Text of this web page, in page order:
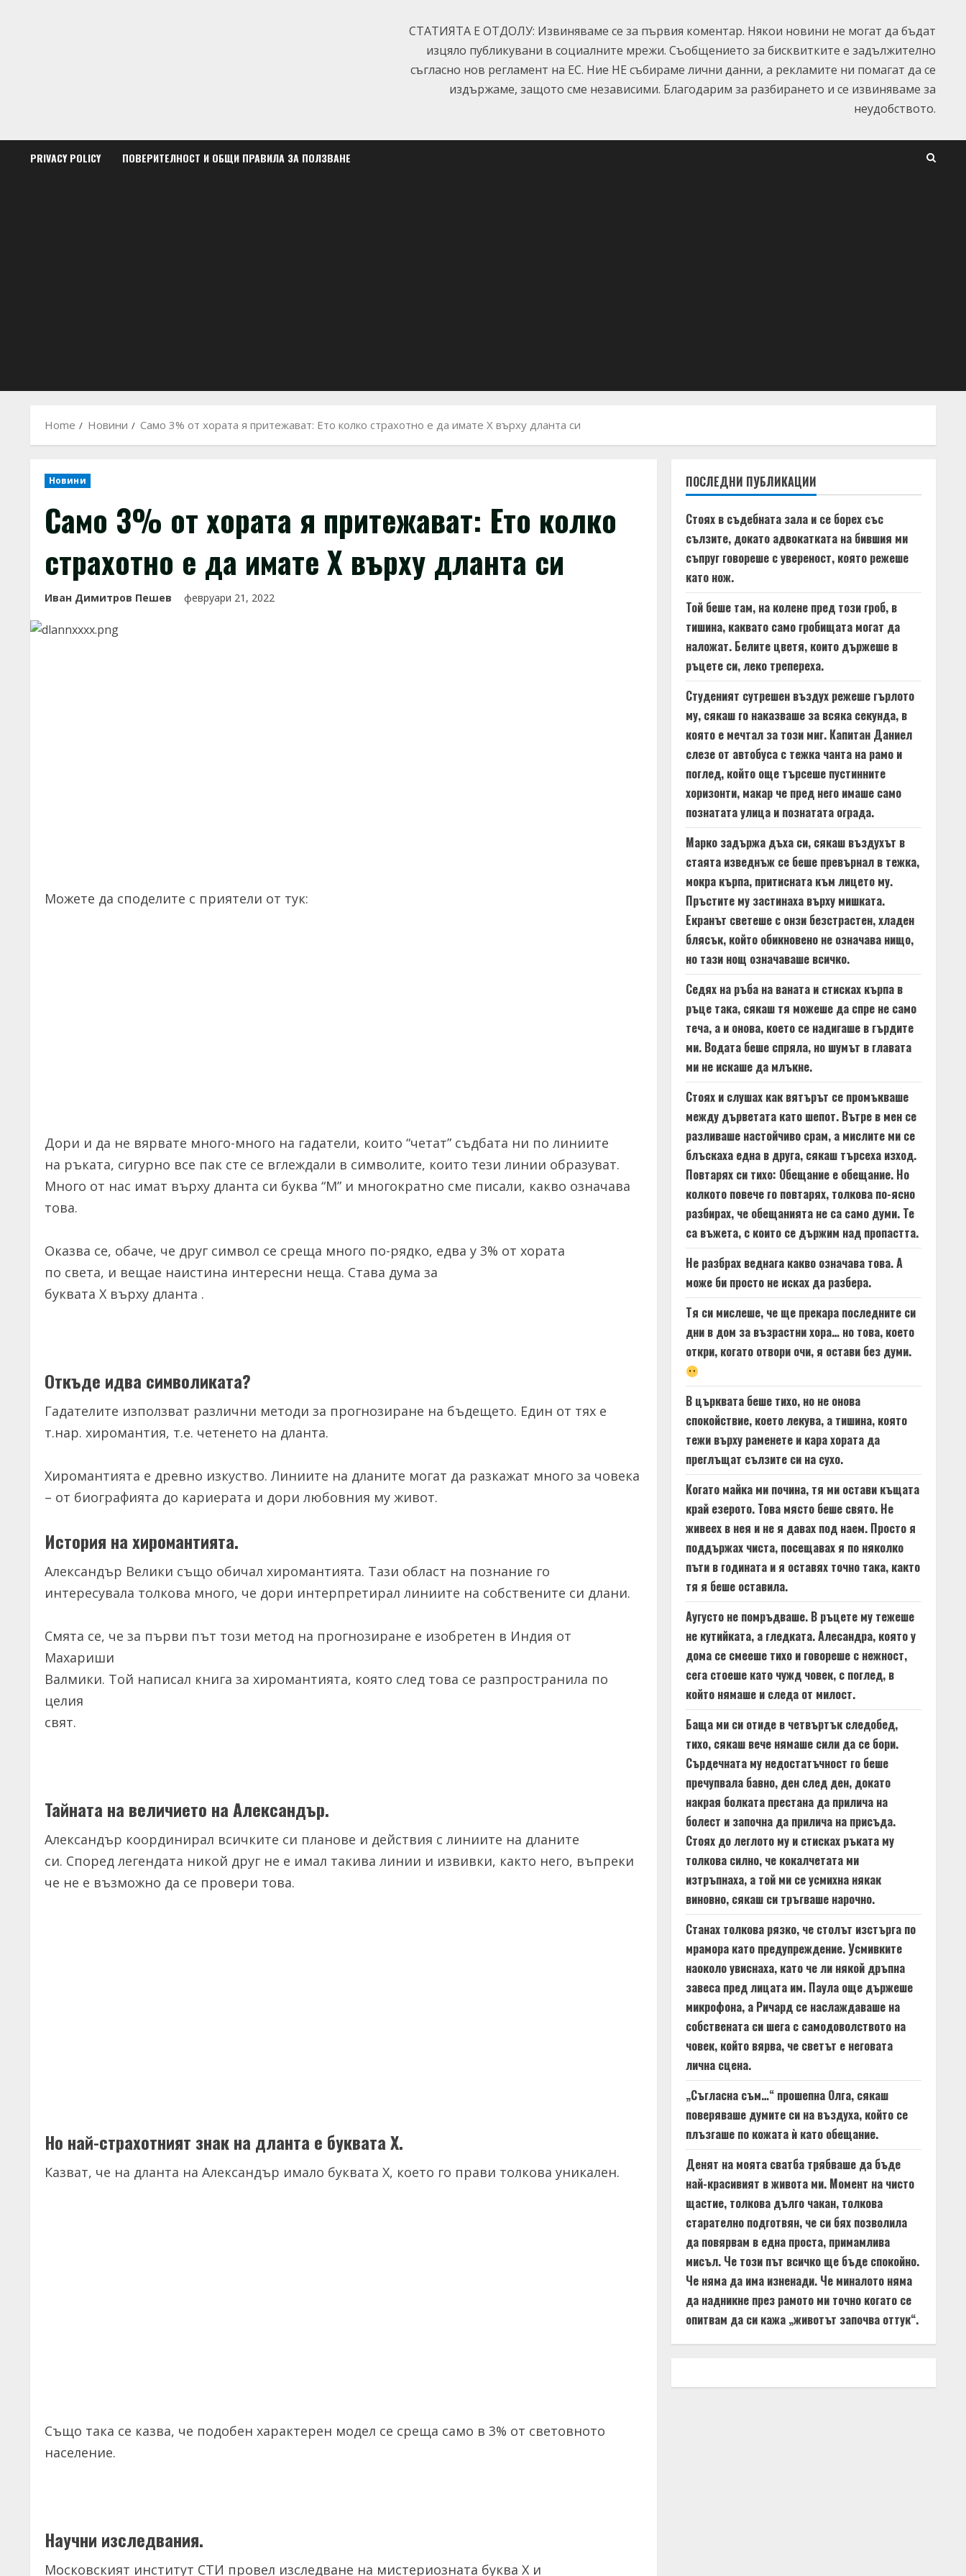
СТАТИЯТА Е ОТДОЛУ: Извиняваме се за първия коментар. Някои новини не могат да бъдат
изцяло публикувани в социалните мрежи. Съобщението за бисквитките е задължително
съгласно нов регламент на ЕС. Ние НЕ събираме лични данни, а рекламите ни помагат да се
издържаме, защото сме независими. Благодарим за разбирането и се извиняваме за
неудобството.
PRIVACY POLICY ПОВЕРИТЕЛНОСТ И ОБЩИ ПРАВИЛА ЗА ПОЛЗВАНЕ
Home Новини Само 3% от хората я притежават: Ето колко страхотно е да имате Х върху дланта си
Новини
Само 3% от хората я притежават: Ето колко
страхотно е да имате Х върху дланта си
Иван Димитров Пешев февруари 21, 2022
Можете да споделите с приятели от тук:
Дори и да не вярвате много-много на гадатели, които “четат” съдбата ни по линиите
на ръката, сигурно все пак сте се вглеждали в символите, които тези линии образуват.
Много от нас имат върху дланта си буква “М” и многократно сме писали, какво означава
това.
Оказва се, обаче, че друг символ се среща много по-рядко, едва у 3% от хората
по света, и вещае наистина интересни неща. Става дума за
буквата Х върху дланта .
Откъде идва символиката?
Гадателите използват различни методи за прогнозиране на бъдещето. Един от тях е
т.нар. хиромантия, т.е. четенето на дланта.
Хиромантията е древно изкуство. Линиите на дланите могат да разкажат много за човека
– от биографията до кариерата и дори любовния му живот.
История на хиромантията.
Александър Велики също обичал хиромантията. Тази област на познание го
интересувала толкова много, че дори интерпретирал линиите на собствените си длани.
Смята се, че за първи път този метод на прогнозиране е изобретен в Индия от
Махариши
Валмики. Той написал книга за хиромантията, която след това се разпространила по
целия
свят.
Тайната на величието на Александър.
Александър координирал всичките си планове и действия с линиите на дланите
си. Според легендата никой друг не е имал такива линии и извивки, както него, въпреки
че не е възможно да се провери това.
Но най-страхотният знак на дланта е буквата X.
Казват, че на дланта на Александър имало буквата X, което го прави толкова уникален.
Също така се казва, че подобен характерен модел се среща само в 3% от световното
население.
Научни изследвания.
Московският институт СТИ провел изследване на мистериозната буква X и
ПОСЛЕДНИ ПУБЛИКАЦИИ
Стоях в съдебната зала и се борех със
сълзите, докато адвокатката на бившия ми
съпруг говореше с увереност, която режеше
като нож.
Той беше там, на колене пред този гроб, в
тишина, каквато само гробищата могат да
наложат. Белите цветя, които държеше в
ръцете си, леко трепереха.
Студеният сутрешен въздух режеше гърлото
му, сякаш го наказваше за всяка секунда, в
която е мечтал за този миг. Капитан Даниел
слезе от автобуса с тежка чанта на рамо и
поглед, който още търсеше пустинните
хоризонти, макар че пред него имаше само
познатата улица и познатата ограда.
Марко задържа дъха си, сякаш въздухът в
стаята изведнъж се беше превърнал в тежка,
мокра кърпа, притисната към лицето му.
Пръстите му застинаха върху мишката.
Екранът светеше с онзи безстрастен, хладен
блясък, който обикновено не означава нищо,
но тази нощ означаваше всичко.
Седях на ръба на ваната и стисках кърпа в
ръце така, сякаш тя можеше да спре не само
теча, а и онова, което се надигаше в гърдите
ми. Водата беше спряла, но шумът в главата
ми не искаше да млъкне.
Стоях и слушах как вятърът се промъкваше
между дърветата като шепот. Вътре в мен се
разливаше настойчиво срам, а мислите ми се
блъскаха една в друга, сякаш търсеха изход.
Повтарях си тихо: Обещание е обещание. Но
колкото повече го повтарях, толкова по-ясно
разбирах, че обещанията не са само думи. Те
са въжета, с които се държим над пропастта.
Не разбрах веднага какво означава това. А
може би просто не исках да разбера.
Тя си мислеше, че ще прекара последните си
дни в дом за възрастни хора… но това, което
откри, когато отвори очи, я остави без думи.
В църквата беше тихо, но не онова
спокойствие, което лекува, а тишина, която
тежи върху раменете и кара хората да
преглъщат сълзите си на сухо.
Когато майка ми почина, тя ми остави къщата
край езерото. Това място беше свято. Не
живеех в нея и не я давах под наем. Просто я
поддържах чиста, посещавах я по няколко
пъти в годината и я оставях точно така, както
тя я беше оставила.
Аугусто не помръдваше. В ръцете му тежеше
не кутийката, а гледката. Алесандра, която у
дома се смееше тихо и говореше с нежност,
сега стоеше като чужд човек, с поглед, в
който нямаше и следа от милост.
Баща ми си отиде в четвъртък следобед,
тихо, сякаш вече нямаше сили да се бори.
Сърдечната му недостатъчност го беше
пречупвала бавно, ден след ден, докато
накрая болката престана да прилича на
болест и започна да прилича на присъда.
Стоях до леглото му и стисках ръката му
толкова силно, че кокалчетата ми
изтръпнаха, а той ми се усмихна някак
виновно, сякаш си тръгваше нарочно.
Станах толкова рязко, че столът изстърга по
мрамора като предупреждение. Усмивките
наоколо увиснаха, като че ли някой дръпна
завеса пред лицата им. Паула още държеше
микрофона, а Ричард се наслаждаваше на
собствената си шега с самодоволството на
човек, който вярва, че светът е неговата
лична сцена.
„Съгласна съм…“ прошепна Олга, сякаш
поверяваше думите си на въздуха, който се
плъзгаше по кожата ѝ като обещание.
Денят на моята сватба трябваше да бъде
най-красивият в живота ми. Момент на чисто
щастие, толкова дълго чакан, толкова
старателно подготвян, че си бях позволила
да повярвам в една проста, примамлива
мисъл. Че този път всичко ще бъде спокойно.
Че няма да има изненади. Че миналото няма
да надникне през рамото ми точно когато се
опитвам да си кажа „животът започва оттук“.